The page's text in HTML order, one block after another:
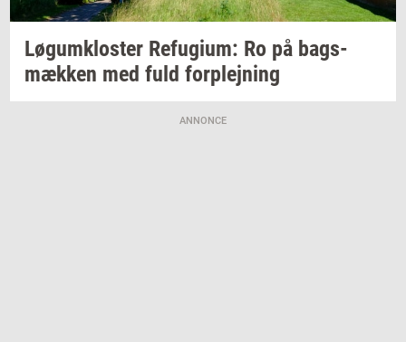
Løgum­klo­ster Re­fu­gi­um: Ro på bags­
mæk­ken med fuld for­plej­ning
ANNONCE